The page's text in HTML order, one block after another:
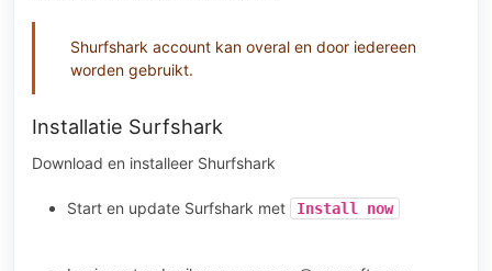
Shurfshark account kan overal en door iedereen
worden gebruikt.
Installatie Surfshark
Download en installeer Shurfshark
Start en update Surfshark met Install now